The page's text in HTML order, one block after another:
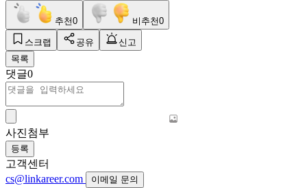
추천0 비추천0
스크랩 공유
신고
목록
댓글0
사진첨부
등록
고객센터
cs@linkareer.com
이메일 문의